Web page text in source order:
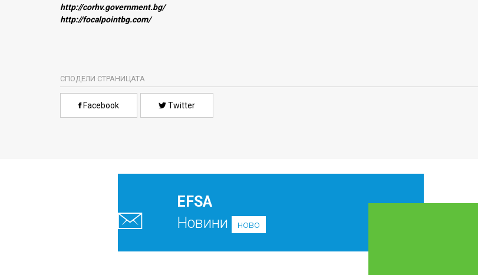
http://corhv.government.bg/
http://focalpointbg.com/
СПОДЕЛИ СТРАНИЦАТА
Facebook Twitter
EFSA
Новини
ново